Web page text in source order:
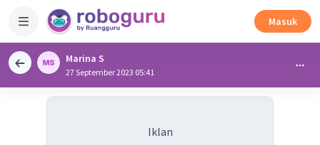
Masuk
Marina S
27 September 2023 05:41
Iklan